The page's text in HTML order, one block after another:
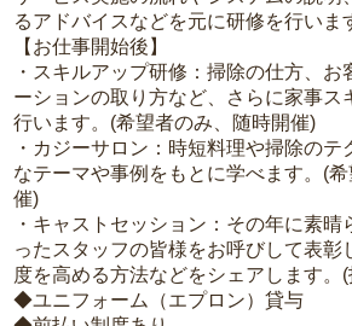
るアドバイスなどを元に研修を行いま
【お仕事開始後】
・スキルアップ研修：掃除の仕方、お
ーションの取り方など、さらに家事ス
行います。(希望者のみ、随時開催)
・カジーサロン：時短料理や掃除のテ
なテーマや事例をもとに学べます。(
催)
・キャストセッション：その年に素
ったスタッフの皆様をお呼びして表彰
度を高める方法などをシェアします。
◆ユニフォーム（エプロン）貸与